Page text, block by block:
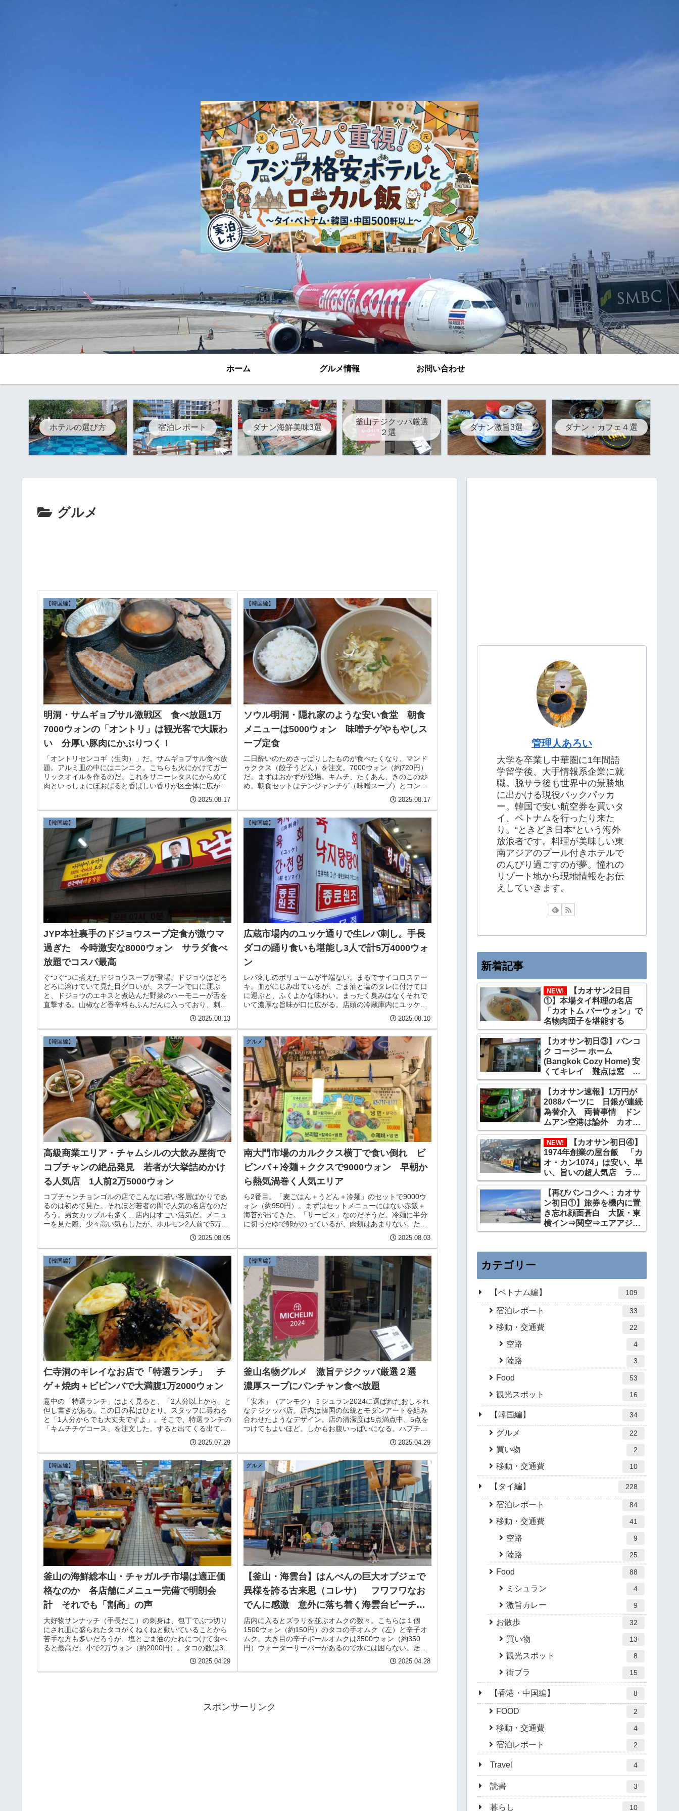
ホーム グルメ情報 お問い合わせ
ホテルの選び方 宿泊レポート ダナン海鮮美味3選
釜山テジクッパ厳選
２選
ダナン激旨3選 ダナン・カフェ４選
グルメ
【韓国編】
明洞・サムギョプサル激戦区 食べ放題1万
7000ウォンの「オントリ」は観光客で大賑わ
い 分厚い豚肉にかぶりつく！
「オントリセンコギ（生肉）」だ。サムギョプサル食べ放
題。アルミ皿の中にはニンニク。こちらも火にかけてガー
リックオイルを作るのだ。これをサニーレタスにからめて
肉といっしょにほおばると香ばしい香りが区全体に広がり
2025.08.17
【韓国編】
ソウル明洞・隠れ家のような安い食堂 朝食
メニューは5000ウォン 味噌チゲやもやしス
ープ定食
二日酔いのためさっぱりしたものが食べたくなり、マンド
ゥククス（餃子うどん）を注文。7000ウォン（約720円）
だ。まずはおかずが登場。キムチ、たくあん、きのこの炒
め。朝食セットはテンジャンチゲ（味噌スープ）とコンナ
ムルクッパ（もやしスープ）がある。いずれも5000ウォン
2025.08.17
【韓国編】
JYP本社裏手のドジョウスープ定食が激ウマ
過ぎた 今時激安な8000ウォン サラダ食べ
放題でコスパ最高
ぐつぐつに煮えたドジョウスープが登場。ドジョウはどろ
どろに溶けていて見た目グロいが、スプーンで口に運ぶ
と、ドジョウのエキスと煮込んだ野菜のハーモニーが舌を
直撃する。山椒など香辛料もふんだんに入っており、刺激
2025.08.13
【韓国編】
広蔵市場内のユッケ通りで生レバ刺し。手長
ダコの踊り食いも堪能し3人で計5万4000ウォ
ン
レバ刺しのボリュームが半端ない。まるでサイコロステー
キ。血がにじみ出ているが、ごま油と塩のタレに付けて口
に運ぶと、ふくよかな味わい。まったく臭みはなくそれで
いて濃厚な旨味が口に広がる。店頭の冷蔵庫内にユッケ、
レバ刺し、センマイ刺しが並べられている。自慢の品であ
2025.08.10
【韓国編】
高級商業エリア・チャムシルの大飲み屋街で
コプチャンの絶品発見 若者が大挙詰めかけ
る人気店 1人前2万5000ウォン
コプチャンチョンゴルの店でこんなに若い客層ばかりであ
るのは初めて見た。それほど若者の間で人気の名店なのだ
ろう。男女カップルも多く、店内はすごい活気だ。メニュ
ーを見た際、少々高い気もしたが、ホルモン2人前で5万ウ
ォン。ビール1本6000ウォン×2本で1万2000ウォン。
2025.08.05
グルメ
南大門市場のカルククス横丁で食い倒れ ビ
ビンバ＋冷麺＋ククスで9000ウォン 早朝か
ら熱気渦巻く人気エリア
ら2番目。「麦ごはん＋うどん＋冷麺」のセットで9000ウ
ォン（約950円）。まずはセットメニューにはない赤飯＋
海苔が出てきた。「サービス」なのだそうだ。冷麺に半分
に切ったゆで卵がのっているが、肉類はあまりない。たん
ぱく質より野菜類をたくさん食べたいときにぜひ行ってみ
2025.08.03
【韓国編】
仁寺洞のキレイなお店で「特選ランチ」 チ
ゲ＋焼肉＋ビビンバで大満腹1万2000ウォン
意中の「特選ランチ」はよく見ると、「2人分以上から」と
但し書きがある。この日の私はひとり。スタッフに尋ねる
と「1人分からでも大丈夫ですよ」。そこで、特選ランチの
「キムチチゲコース」を注文した。すると出てくる出てく
る大量のおかず類。豆腐キムチ、もやしのナムル、白菜キ
ムチ、ぜんまい、大根キムチ。そしてメインのキムチチ
ゲ。
2025.07.29
【韓国編】
釜山名物グルメ 激旨テジクッパ厳選２選
濃厚スープにパンチャン食べ放題
「安木」（アンモク）ミシュラン2024に選ばれたおしゃれ
なテジクッパ店。店内は韓国の伝統とモダンアートを組み
合わせたようなデザイン。店の清潔度は5点満点中、5点を
つけてもよいほど。しかもお腹いっぱいになる。ハプチョ
ン一流テジクッパは沙上(ササン)市外バスターミナルから
徒歩5分。Eマートの斜め向かいにある有名テジクッパの専
門店。
2025.04.29
【韓国編】
釜山の海鮮総本山・チャガルチ市場は適正価
格なのか 各店舗にメニュー完備で明朗会
計 それでも「割高」の声
大好物サンナッチ（手長だこ）の刺身は、包丁でぶつ切り
にされ皿に盛られたタコがくねくねと動いていることから
苦手な方も多いだろうが、塩とごま油のたれにつけて食べ
ると最高だ。小で2万ウォン（約2000円）。タコの数は3匹
2025.04.29
グルメ
【釜山・海雲台】はんぺんの巨大オブジェで
異様を誇る古来思（コレサ） フワフワなお
でんに感激 意外に落ち着く海雲台ビーチの
穴場 おでんスープは無料
店内に入るとズラリを並ぶオムクの数々。こちらは１個
1500ウォン（約150円）のタコの手オムク（左）と辛子オ
ムク。大き目の辛子ボールオムクは3500ウォン（約350
円）ウォーターサーバーがあるので水には困らない。居心
2025.04.28
スポンサーリンク
管理人あろい
大学を卒業し中華圏に1年間語
学留学後、大手情報系企業に就
職。脱サラ後も世界中の景勝地
に出かける現役バックパッカ
ー。韓国で安い航空券を買いタ
イ、ベトナムを行ったり来た
り。“ときどき日本”という海外
放浪者です。料理が美味しい東
南アジアのプール付きホテルで
のんびり過ごすのが夢。憧れの
リゾート地から現地情報をお伝
えしていきます。
新着記事
NEW!
【カオサン2日目
①】本場タイ料理の名店
「カオトム バーウォン」で
名物肉団子を堪能する
【カオサン初日③】バンコ
ク コージー ホーム
(Bangkok Cozy Home) 安
くてキレイ 難点は窓
2200円
【カオサン速報】1万円が
2088バーツに 日銀が連続
為替介入 両替事情 ドン
ムアン空港は論外 カオサ
ンの高レート店は大仏バー
の向かい側
NEW!
【カオサン初日④】
1974年創業の屋台飯 「カ
オ・カン1074」は安い、早
い、旨いの超人気店 ライ
スとおかず2品で55バーツ
【再びバンコクへ：カオサ
ン初日①】旅券を機内に置
き忘れ顔面蒼白 大阪・東
横イン⇒関空⇒エアアジ
ア：機内は寒い⇒カオサン
カテゴリー
【ベトナム編】 109
宿泊レポート 33
移動・交通費 22
空路 4
陸路 3
Food 53
観光スポット 16
【韓国編】 34
グルメ 22
買い物 2
移動・交通費 10
【タイ編】 228
宿泊レポート 84
移動・交通費 41
空路 9
陸路 25
Food 88
ミシュラン 4
激旨カレー 9
お散歩 32
買い物 13
観光スポット 8
街ブラ 15
【香港・中国編】 8
FOOD 2
移動・交通費 4
宿泊レポート 2
Travel 4
読書 3
暮らし 10